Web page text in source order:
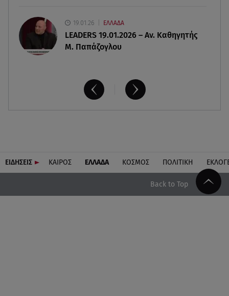
19.01.26 ΕΛΛΑΔΑ
LEADERS 19.01.2026 – Αν. Καθηγητής
Μ. Παπάζογλου
ΕΙΔΗΣΕΙΣ ΚΑΙΡΟΣ ΕΛΛΑΔΑ ΚΟΣΜΟΣ ΠΟΛΙΤΙΚΗ
Back to Top